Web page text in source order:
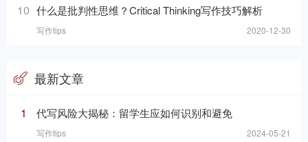
10 什么是批判性思维？Critical Thinking写作技巧解析
写作tips 2020-12-30
最新文章
1 代写风险大揭秘：留学生应如何识别和避免
写作tips 2024-05-21